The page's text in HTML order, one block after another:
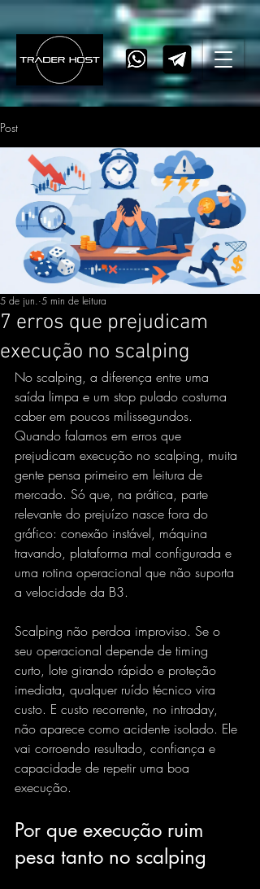
Post
7 erros que prejudicam
execução no scalping
5 de jun. 5 min de leitura
No scalping, a diferença entre uma
saída limpa e um stop pulado costuma
caber em poucos milissegundos.
Quando falamos em erros que
prejudicam execução no scalping, muita
gente pensa primeiro em leitura de
mercado. Só que, na prática, parte
relevante do prejuízo nasce fora do
gráfico: conexão instável, máquina
travando, plataforma mal configurada e
uma rotina operacional que não suporta
a velocidade da B3.
Scalping não perdoa improviso. Se o
seu operacional depende de timing
curto, lote girando rápido e proteção
imediata, qualquer ruído técnico vira
custo. E custo recorrente, no intraday,
não aparece como acidente isolado. Ele
vai corroendo resultado, confiança e
capacidade de repetir uma boa
execução.
Por que execução ruim
pesa tanto no scalping